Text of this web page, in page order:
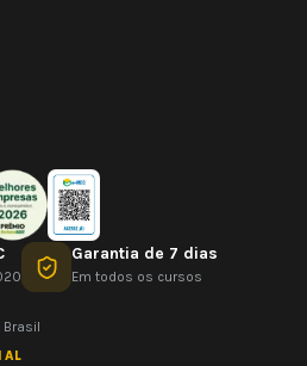
Garantia de 7 dias
Em todos os cursos
Brasil